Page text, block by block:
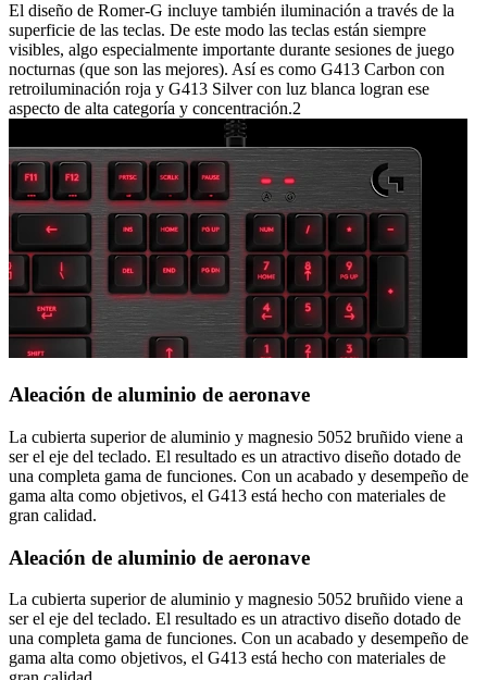
El diseño de Romer-G incluye también iluminación a través de la
superficie de las teclas. De este modo las teclas están siempre
visibles, algo especialmente importante durante sesiones de juego
nocturnas (que son las mejores). Así es como G413 Carbon con
retroiluminación roja y G413 Silver con luz blanca logran ese
aspecto de alta categoría y concentración.2
Aleación de aluminio de aeronave
La cubierta superior de aluminio y magnesio 5052 bruñido viene a
ser el eje del teclado. El resultado es un atractivo diseño dotado de
una completa gama de funciones. Con un acabado y desempeño de
gama alta como objetivos, el G413 está hecho con materiales de
gran calidad.
Aleación de aluminio de aeronave
La cubierta superior de aluminio y magnesio 5052 bruñido viene a
ser el eje del teclado. El resultado es un atractivo diseño dotado de
una completa gama de funciones. Con un acabado y desempeño de
gama alta como objetivos, el G413 está hecho con materiales de